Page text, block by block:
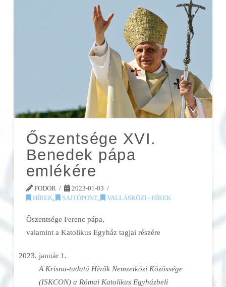
Őszentsége XVI.
Benedek pápa
emlékére
FODOR
2023-01-03
HÍREK, SAJTÓPONT, VALLÁSKÖZI - HÍREK
Őszentsége Ferenc pápa,
valamint a Katolikus Egyház tagjai részére
január 1.
A Krisna-tudatú Hívők Nemzetközi Közössége
(ISKCON) a Római Katolikus Egyházbeli